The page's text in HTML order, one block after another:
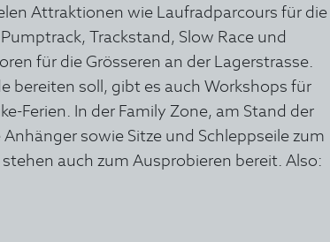
Attraktionen wie Laufradparcours für die
Trackstand, Slow Race und
für die Grösseren an der Lagerstrasse.
bereiten soll, gibt es auch Workshops für
Ferien. In der Family Zone, am Stand der
sowie Sitze und Schleppseile zum
auch zum Ausprobieren bereit. Also: